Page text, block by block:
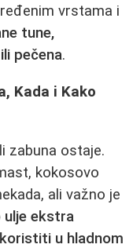
vrstama i
tune,
pečena.
Kada i Kako
zabuna ostaje.
kokosovo
ali važno je
ulje ekstra
u hladnom